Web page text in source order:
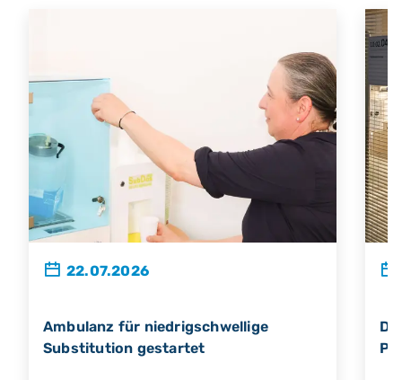
22.07.2026
Ambulanz für niedrigschwellige
Substitution gestartet